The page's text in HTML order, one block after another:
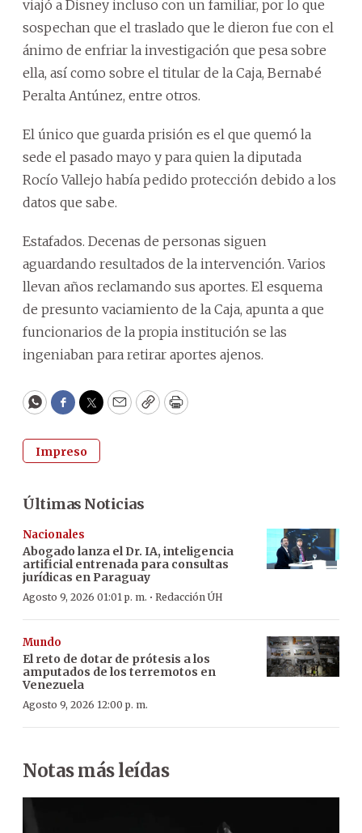
viajó a Disney incluso con un familiar, por lo que
sospechan que el traslado que le dieron fue con el
ánimo de enfriar la investigación que pesa sobre
ella, así como sobre el titular de la Caja, Bernabé
Peralta Antúnez, entre otros.
El único que guarda prisión es el que quemó la
sede el pasado mayo y para quien la diputada
Rocío Vallejo había pedido protección debido a los
datos que sabe.
Estafados. Decenas de personas siguen
aguardando resultados de la intervención. Varios
llevan años reclamando sus aportes. El esquema
de presunto vaciamiento de la Caja, apunta a que
funcionarios de la propia institución se las
ingeniaban para retirar aportes ajenos.
WhatsApp
Facebook
Twitter
EmailCopyPrint
Impreso
Últimas Noticias
Nacionales
Abogado lanza el Dr. IA, inteligencia
artificial entrenada para consultas
jurídicas en Paraguay
Agosto 9, 2026 01:01 p. m. · Redacción ÚH
Mundo
El reto de dotar de prótesis a los
amputados de los terremotos en
Venezuela
Agosto 9, 2026 12:00 p. m.
Notas más leídas